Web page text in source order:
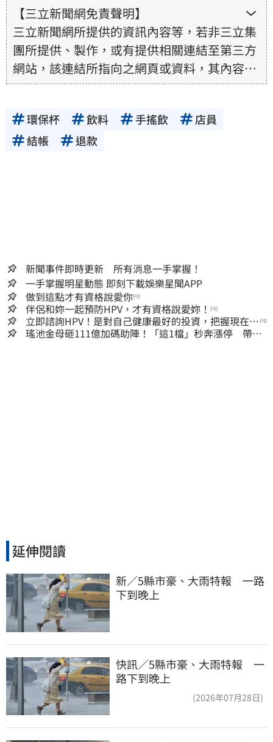
【三立新聞網免責聲明】
三立新聞網所提供的資訊內容等，若非三立集
團所提供、製作，或有提供相關連結至第三方
網站，該連結所指向之網頁或資料，其內容均
為所連結網站提供，相關權利均為該網站、內
其真實性、正確性、即時性、完整性或合法
性。三立新聞網所提供的資訊內容，若其著作
環保杯 飲料 手搖飲
店員
結帳
退款
新聞事件即時更新 所有消息一手掌握！
一手掌握明星動態 即刻下載娛樂星聞APP
做到這點才有資格說愛你PR
伴侶和妳一起預防HPV，才有資格說愛妳！ PR
立即諮詢HPV！是對自己健康最好的投資，把握現在不
嫌晚！
PR
瑤池金母砸111億加碼助陣！「這1檔」秒奔漲停 帶領
延伸閱讀
新／5縣市豪、大雨特報　一路
下到晚上
快訊／5縣市豪、大雨特報 一
路下到晚上
(2026年07月28日)